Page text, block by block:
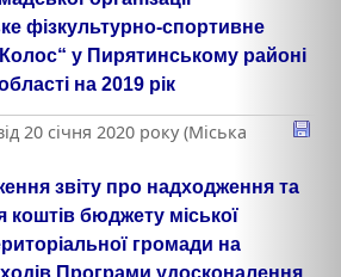
фізкультурно-спортивне
у Пирятинському районі
на 2019 рік
20 січня 2020 року (Міська
звіту про надходження та
коштів бюджету міської
громади на
Програми удосконалення